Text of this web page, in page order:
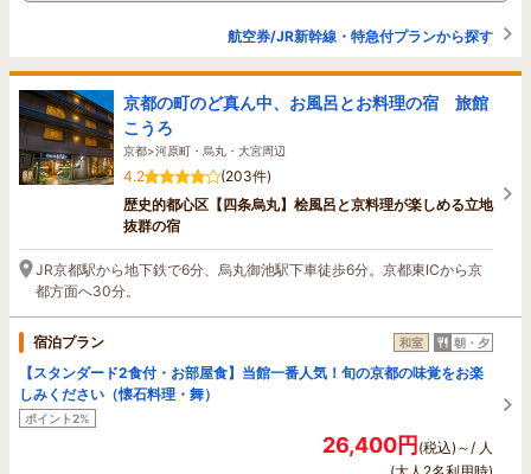
航空券/JR新幹線・特急付プランから探す
京都の町のど真ん中、お風呂とお料理の宿 旅館
こうろ
京都>河原町・烏丸・大宮周辺
4.2
(203件)
歴史的都心区【四条烏丸】桧風呂と京料理が楽しめる立地
抜群の宿
JR京都駅から地下鉄で6分、烏丸御池駅下車徒歩6分。京都東ICから京
都方面へ30分。
宿泊プラン 和室 朝・夕
【スタンダード2食付・お部屋食】当館一番人気！旬の京都の味覚をお楽
しみください（懐石料理・舞）
ポイント2%
26,400円(税込)～/ 人